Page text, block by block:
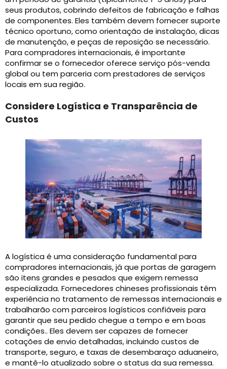
seus produtos, cobrindo defeitos de fabricação e falhas
de componentes. Eles também devem fornecer suporte
técnico oportuno, como orientação de instalação, dicas
de manutenção, e peças de reposição se necessário.
Para compradores internacionais, é importante
confirmar se o fornecedor oferece serviço pós-venda
global ou tem parceria com prestadores de serviços
locais em sua região.
Considere Logística e Transparência de
Custos
A logística é uma consideração fundamental para
compradores internacionais, já que portas de garagem
são itens grandes e pesados ​​que exigem remessa
especializada. Fornecedores chineses profissionais têm
experiência no tratamento de remessas internacionais e
trabalharão com parceiros logísticos confiáveis ​​para
garantir que seu pedido chegue a tempo e em boas
condições.. Eles devem ser capazes de fornecer
cotações de envio detalhadas, incluindo custos de
transporte, seguro, e taxas de desembaraço aduaneiro,
e mantê-lo atualizado sobre o status da sua remessa.